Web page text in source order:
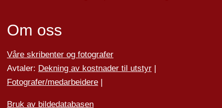
Om oss
Våre skribenter og fotografer
Avtaler: Dekning av kostnader til utstyr|
Fotografer/medarbeidere|
Bruk av bildedatabasen